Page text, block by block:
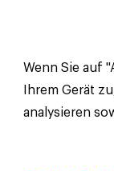
Wenn Sie auf
Ihrem Gerät
analysieren